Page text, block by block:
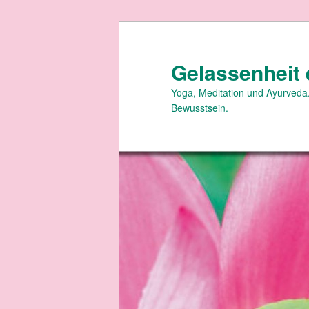
Gelassenheit
Yoga, Meditation und
Bewusstsein.